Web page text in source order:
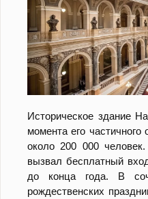
Историческое здание
момента его частичного
около 200 000
вызвал бесплатный
до конца года. В
рождественских